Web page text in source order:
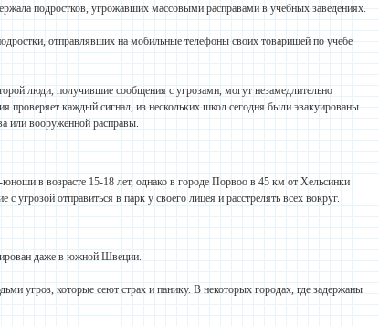
подростков, угрожавших массовыми расправами в учебных заведениях.
отправлявших на мобильные телефоны своих товарищей по учебе
люди, получившие сообщения с угрозами, могут незамедлительно
проверяет каждый сигнал, из нескольких школ сегодня были эвакуированы
или вооруженной расправы.
в возрасте 15-18 лет, однако в городе Порвоо в 45 км от Хельсинки
угрозой отправиться в парк у своего лицея и расстрелять всех вокруг.
даже в южной Швеции.
угроз, которые сеют страх и панику. В некоторых городах, где задержаны